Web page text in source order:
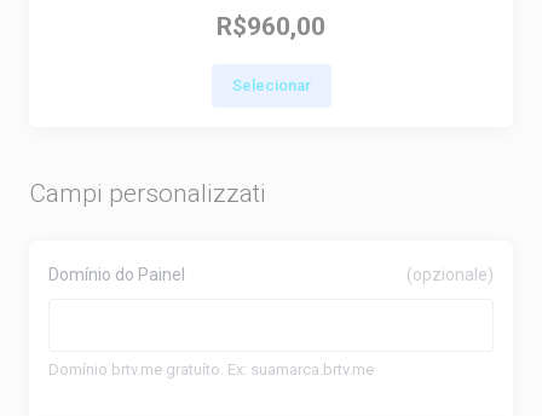
R$960,00
Selecionar
Campi personalizzati
Domínio do Painel (opzionale)
Domínio brtv.me gratuíto. Ex: suamarca.brtv.me